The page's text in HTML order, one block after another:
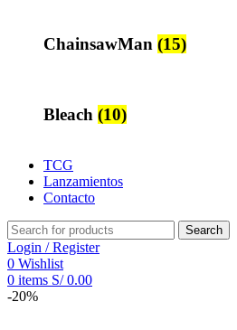
ChainsawMan (15)
Bleach (10)
TCG
Lanzamientos
Contacto
Search
Login / Register
0 Wishlist
0 items S/0.00
-20%